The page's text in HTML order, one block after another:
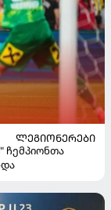
ᲚᲔᲒᲘᲝᲜᲔᲠᲔᲑᲘ
ჩემპიონთა